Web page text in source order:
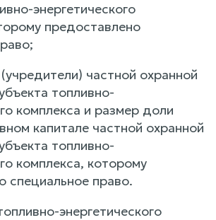
энергетического
предоставлено
частной охранной
топливно-
комплекса и размер доли
капитале частной охранной
топливно-
комплекса, которому
специальное право.
энергетического